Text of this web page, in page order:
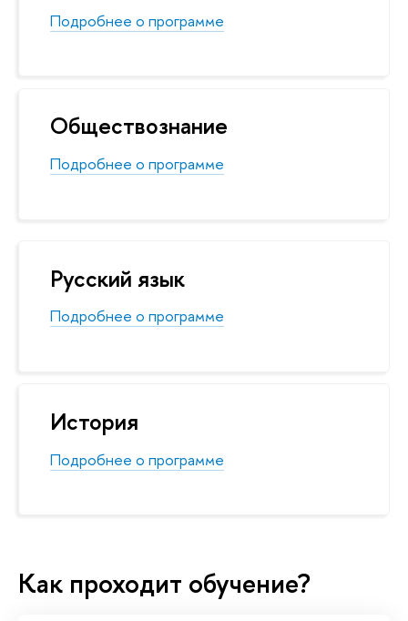
Подробнее о программе
Обществознание
Подробнее о программе
Русский язык
Подробнее о программе
История
Подробнее о программе
Как проходит обучение?